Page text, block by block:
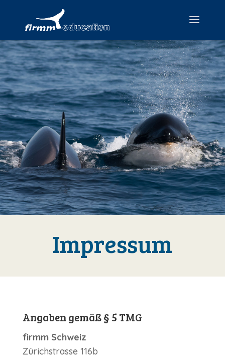
Impressum
Angaben gemäß § 5 TMG
firmm Schweiz
Zürichstrasse 116b